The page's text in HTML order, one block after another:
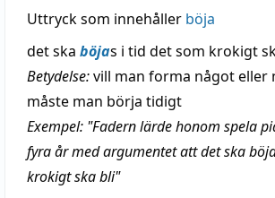
Uttryck som innehåller böja
det ska böjas i tid det som krokigt
Betydelse:vill man forma något eller
måste man börja tidigt
Exempel: "Fadern lärde honom spela
fyra år med argumentet att det ska
krokigt ska bli"